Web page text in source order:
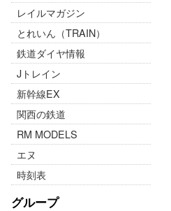
レイルマガジン
とれいん（TRAIN）
鉄道ダイヤ情報
Jトレイン
新幹線EX
関西の鉄道
RM MODELS
エヌ
時刻表
グループ